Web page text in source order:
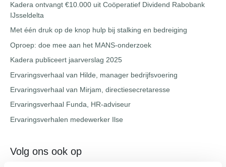
Kadera ontvangt €10.000 uit Coöperatief Dividend Rabobank
IJsseldelta
Met één druk op de knop hulp bij stalking en bedreiging
Oproep: doe mee aan het MANS-onderzoek
Kadera publiceert jaarverslag 2025
Ervaringsverhaal van Hilde, manager bedrijfsvoering
Ervaringsverhaal van Mirjam, directiesecretaresse
Ervaringsverhaal Funda, HR-adviseur
Ervaringsverhalen medewerker Ilse
Volg ons ook op